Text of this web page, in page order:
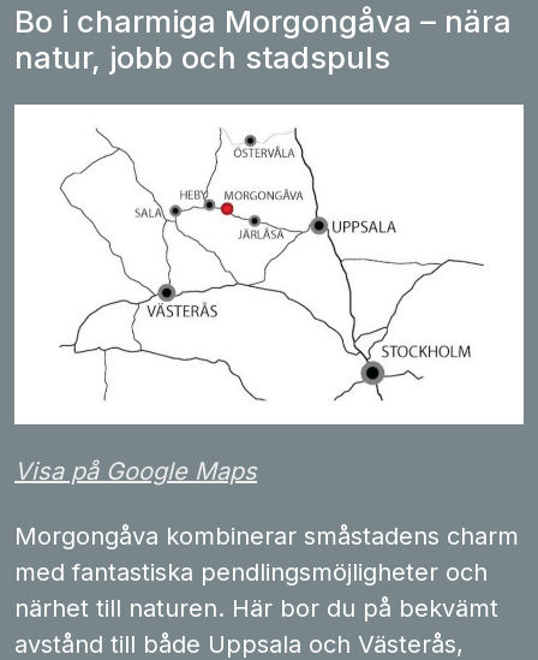
Bo i charmiga Morgongåva – nära
natur, jobb och stadspuls
Visa på Google Maps
Morgongåva kombinerar småstadens charm
med fantastiska pendlingsmöjligheter och
närhet till naturen. Här bor du på bekvämt
avstånd till både Uppsala och Västerås,